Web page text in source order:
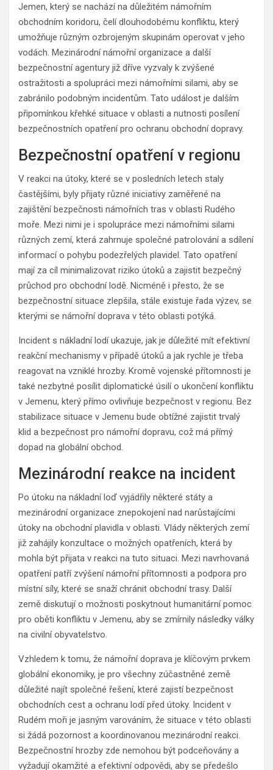
Jemen, který se nachází na důležitém námořním
obchodním koridoru, čelí dlouhodobému konfliktu, který
umožňuje různým ozbrojeným skupinám operovat v jeho
vodách. Mezinárodní námořní organizace a další
bezpečnostní agentury již dříve vyzvaly k zvýšené
ostražitosti a spolupráci mezi námořními silami, aby se
zabránilo podobným incidentům. Tato událost je dalším
připomínkou křehké situace v oblasti a nutnosti posílení
bezpečnostních opatření pro ochranu obchodní dopravy.
Bezpečnostní opatření v regionu
V reakci na útoky, které se v posledních letech staly
častějšími, byly přijaty různé iniciativy zaměřené na
zajištění bezpečnosti námořních tras v oblasti Rudého
moře. Mezi nimi je i spolupráce mezi námořními silami
různých zemí, která zahrnuje společné patrolování a sdílení
informací o pohybu podezřelých plavidel. Tato opatření
mají za cíl minimalizovat riziko útoků a zajistit bezpečný
průchod pro obchodní lodě. Nicméně i přesto, že se
bezpečnostní situace zlepšila, stále existuje řada výzev, se
kterými se námořní doprava v této oblasti potýká.
Incident s nákladní lodí ukazuje, jak je důležité mít efektivní
reakční mechanismy v případě útoků a jak rychle je třeba
reagovat na vzniklé hrozby. Kromě vojenské přítomnosti je
také nezbytné posílit diplomatické úsilí o ukončení konfliktu
v Jemenu, který přímo ovlivňuje bezpečnost v regionu. Bez
stabilizace situace v Jemenu bude obtížné zajistit trvalý
klid a bezpečnost pro námořní dopravu, což má přímý
dopad na globální obchod.
Mezinárodní reakce na incident
Po útoku na nákladní loď vyjádřily některé státy a
mezinárodní organizace znepokojení nad narůstajícími
útoky na obchodní plavidla v oblasti. Vlády některých zemí
již zahájily konzultace o možných opatřeních, která by
mohla být přijata v reakci na tuto situaci. Mezi navrhovaná
opatření patří zvýšení námořní přítomnosti a podpora pro
místní síly, které se snaží chránit obchodní trasy. Další
země diskutují o možnosti poskytnout humanitární pomoc
pro oběti konfliktu v Jemenu, aby se zmírnily následky války
na civilní obyvatelstvo.
Vzhledem k tomu, že námořní doprava je klíčovým prvkem
globální ekonomiky, je pro všechny zúčastněné země
důležité najít společné řešení, které zajistí bezpečnost
obchodních cest a ochranu lodí před útoky. Incident v
Rudém moři je jasným varováním, že situace v této oblasti
si žádá pozornost a koordinovanou mezinárodní reakci.
Bezpečnostní hrozby zde nemohou být podceňovány a
vyžadují okamžité a efektivní odpovědi, aby se předešlo